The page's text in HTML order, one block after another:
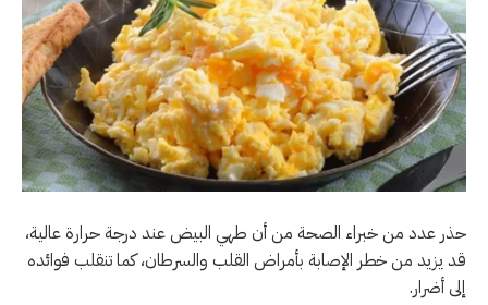
حذر عدد من خبراء الصحة من أن طهي البيض عند درجة حرارة عالية،
قد يزيد من خطر الإصابة بأمراض القلب والسرطان، كما تنقلب فوائده
إلى أضرار.